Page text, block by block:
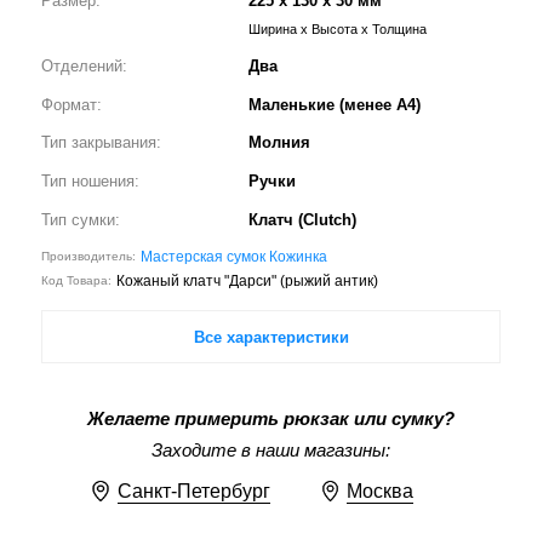
Ширина x Высота x Толщина
Отделений: Два
Формат: Маленькие (менее А4)
Тип закрывания: Молния
Тип ношения: Ручки
Тип сумки: Клатч (Clutch)
Производитель: Мастерская сумок Кожинка
Код Товара: Кожаный клатч "Дарси" (рыжий антик)
Все характеристики
Желаете примерить рюкзак или сумку?
Заходите в наши магазины:
Санкт-Петербург Москва